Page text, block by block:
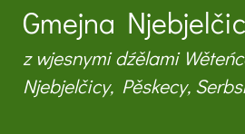
Gmejna
z wjesnymi dźělami
Njebjelčicy, Pěskecy,